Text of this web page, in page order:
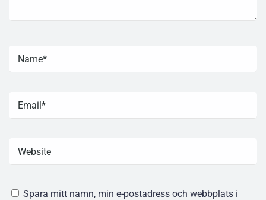
Spara mitt namn, min e-postadress och webbplats i